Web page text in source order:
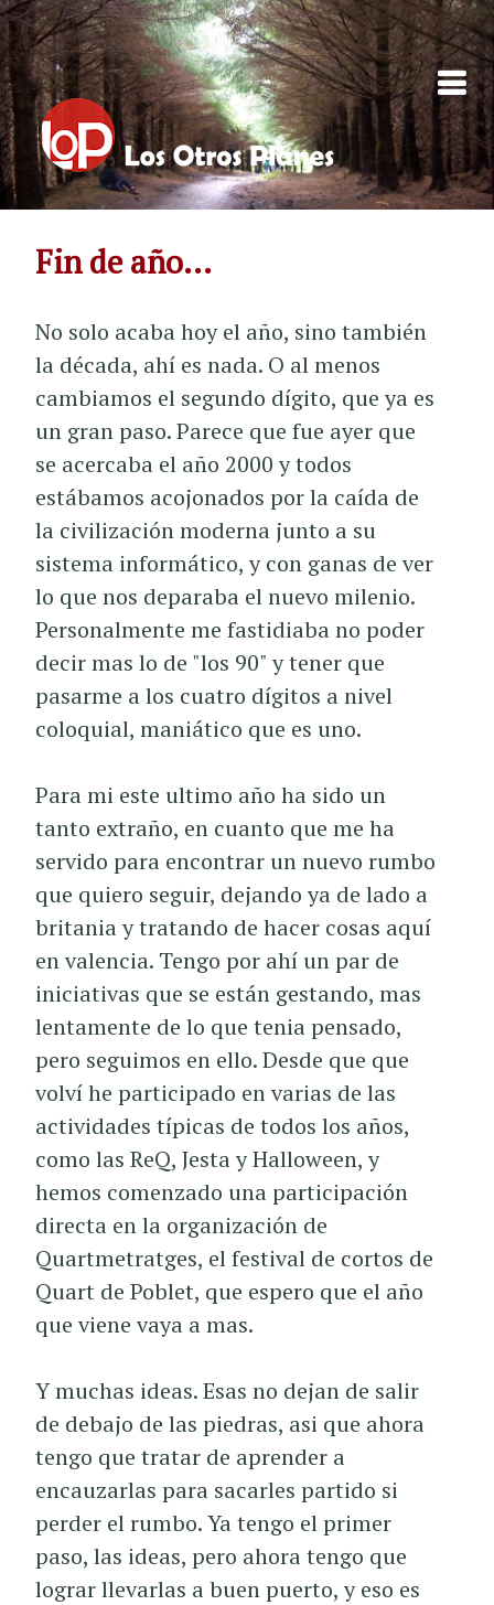
Skip to content
Fin de año...
No solo acaba hoy el año, sino también
la década, ahí es nada. O al menos
cambiamos el segundo dígito, que ya es
un gran paso. Parece que fue ayer que
se acercaba el año 2000 y todos
estábamos acojonados por la caída de
la civilización moderna junto a su
sistema informático, y con ganas de ver
lo que nos deparaba el nuevo milenio.
Personalmente me fastidiaba no poder
decir mas lo de "los 90" y tener que
pasarme a los cuatro dígitos a nivel
coloquial, maniático que es uno.
Para mi este ultimo año ha sido un
tanto extraño, en cuanto que me ha
servido para encontrar un nuevo rumbo
que quiero seguir, dejando ya de lado a
britania y tratando de hacer cosas aquí
en valencia. Tengo por ahí un par de
iniciativas que se están gestando, mas
lentamente de lo que tenia pensado,
pero seguimos en ello. Desde que que
volví he participado en varias de las
actividades típicas de todos los años,
como las ReQ, Jesta y Halloween, y
hemos comenzado una participación
directa en la organización de
Quartmetratges, el festival de cortos de
Quart de Poblet, que espero que el año
que viene vaya a mas.
Y muchas ideas. Esas no dejan de salir
de debajo de las piedras, asi que ahora
tengo que tratar de aprender a
encauzarlas para sacarles partido si
perder el rumbo. Ya tengo el primer
paso, las ideas, pero ahora tengo que
lograr llevarlas a buen puerto, y eso es